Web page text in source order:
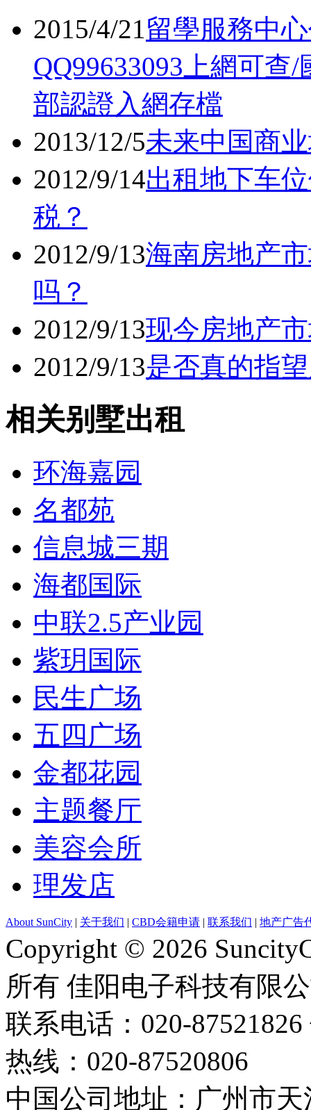
2015/4/21留學服務中
QQ99633093上網可
部認證入網存檔
2013/12/5未来中国商
2012/9/14出租地下车
税？
2012/9/13海南房地产
吗？
2012/9/13现今房地产
2012/9/13是否真的指
相关别墅出租
环海嘉园
名都苑
信息城三期
海都国际
中联2.5产业园
紫玥国际
民生广场
五四广场
金都花园
主题餐厅
美容会所
理发店
About SunCity | 关于我们 | CBD会籍申请 | 联系我们 | 地产广告
Copyright © 2026
所有 佳阳电子科技有限
联系电话：020-
热线：020-87520806
中国公司地址：广州市